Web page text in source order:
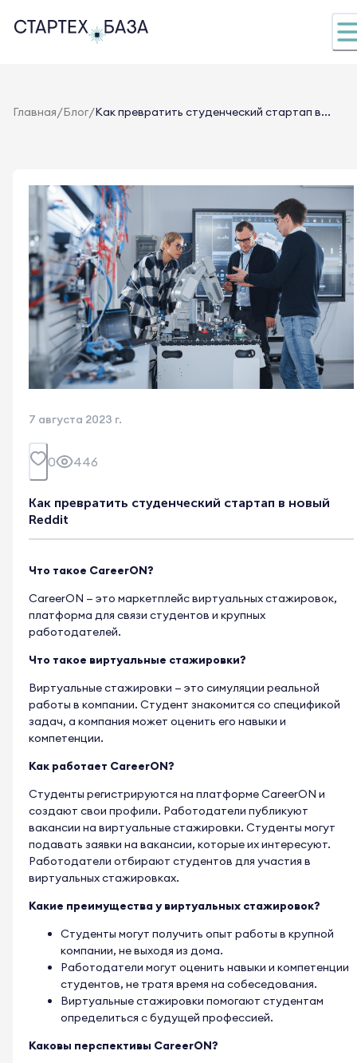
Главная/Блог/Как превратить студенческий стартап в...
7 августа 2023 г.
0 446
Как превратить студенческий стартап в новый
Reddit
Что такое CareerON?
CareerON — это маркетплейс виртуальных стажировок,
платформа для связи студентов и крупных
работодателей.
Что такое виртуальные стажировки?
Виртуальные стажировки — это симуляции реальной
работы в компании. Студент знакомится со спецификой
задач, а компания может оценить его навыки и
компетенции.
Как работает CareerON?
Студенты регистрируются на платформе CareerON и
создают свои профили. Работодатели публикуют
вакансии на виртуальные стажировки. Студенты могут
подавать заявки на вакансии, которые их интересуют.
Работодатели отбирают студентов для участия в
виртуальных стажировках.
Какие преимущества у виртуальных стажировок?
Студенты могут получить опыт работы в крупной
компании, не выходя из дома.
Работодатели могут оценить навыки и компетенции
студентов, не тратя время на собеседования.
Виртуальные стажировки помогают студентам
определиться с будущей профессией.
Каковы перспективы CareerON?